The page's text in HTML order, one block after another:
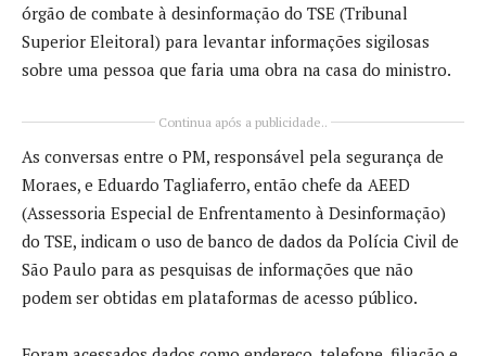
órgão de combate à desinformação do TSE (Tribunal
Superior Eleitoral) para levantar informações sigilosas
sobre uma pessoa que faria uma obra na casa do ministro.
Continua após a publicidade..
As conversas entre o PM, responsável pela segurança de
Moraes, e Eduardo Tagliaferro, então chefe da AEED
(Assessoria Especial de Enfrentamento à Desinformação)
do TSE, indicam o uso de banco de dados da Polícia Civil de
São Paulo para as pesquisas de informações que não
podem ser obtidas em plataformas de acesso público.